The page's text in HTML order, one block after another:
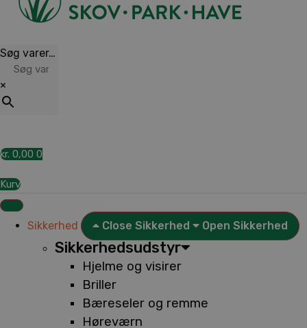
Søg varer…
×
kr. 0,00 0
Kurv
Sikkerhed Close Sikkerhed Open Sikkerhed
Sikkerhedsudstyr
Hjelme og visirer
Briller
Bæreseler og remme
Høreværn